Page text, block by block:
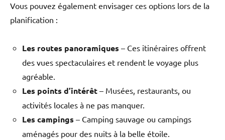
Vous pouvez également envisager ces options lors de la
planification :
Les routes panoramiques – Ces itinéraires offrent
des vues spectaculaires et rendent le voyage plus
agréable.
Les points d’intérêt – Musées, restaurants, ou
activités locales à ne pas manquer.
Les campings – Camping sauvage ou campings
aménagés pour des nuits à la belle étoile.